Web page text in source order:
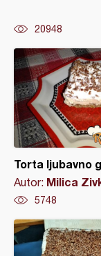
20948
Torta ljubavno
Autor: Milica
5748